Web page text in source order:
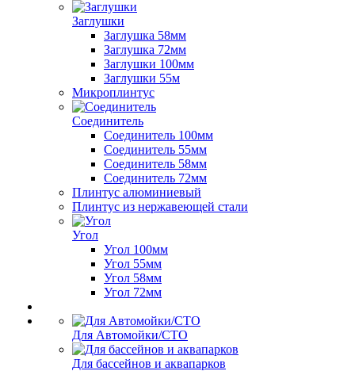
Заглушки
Заглушка 58мм
Заглушка 72мм
Заглушки 100мм
Заглушки 55м
Микроплинтус
Соединитель
Соединитель 100мм
Соединитель 55мм
Соединитель 58мм
Соединитель 72мм
Плинтус алюминиевый
Плинтус из нержавеющей стали
Угол
Угол 100мм
Угол 55мм
Угол 58мм
Угол 72мм
Для Автомойки/СТО
Для бассейнов и аквапарков